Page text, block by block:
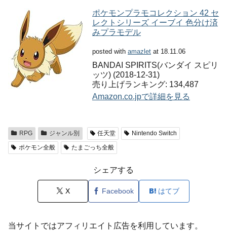
ポケモンプラモコレクション 42 セ
レクトシリーズ イーブイ 色分け済
みプラモデル
posted with amazlet at 18.11.06
BANDAI SPIRITS(バンダイ スピリ
ッツ) (2018-12-31)
売り上げランキング: 134,487
Amazon.co.jpで詳細を見る
RPG ジャンル別 任天堂
Nintendo Switch
ポケモン全般
たまごっち全般
シェアする
X Facebook はてブ
当サイトではアフィリエイト広告を利用しています。